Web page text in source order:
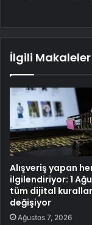
İlgili Makaleler
Alışveriş yapan
ilgilendiriyor: 1
tüm dijital kurallar
değişiyor
Ağustos 7, 2026